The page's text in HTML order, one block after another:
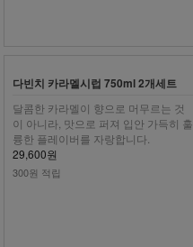
다빈치 카라멜시럽 750ml 2개세트
달콤한 카라멜이 향으로 머무르는 것
이 아니라, 맛으로 퍼져 입안 가득히 훌
륭한 플레이버를 자랑합니다.
29,600원
300원 적립